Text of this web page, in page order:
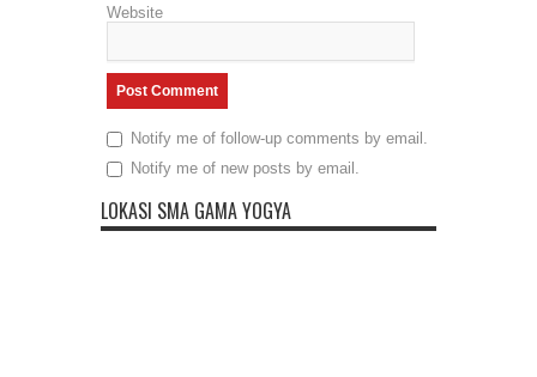
Website
Notify me of follow-up comments by email.
Notify me of new posts by email.
LOKASI SMA GAMA YOGYA